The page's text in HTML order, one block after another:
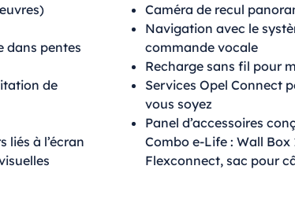
dans pentes
de
liés à l’écran
Caméra de recul
Navigation avec le
commande vocale
Recharge sans fil pour
Services Opel Connect
vous soyez
Panel d’accessoires
Combo e-Life : Wall
Flexconnect, sac pour